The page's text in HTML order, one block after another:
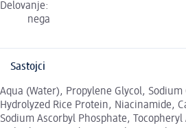
Delovanje:
nega
Sastojci
Aqua (Water), Propylene Glycol, Sodium
Hydrolyzed Rice Protein, Niacinamide,
Sodium Ascorbyl Phosphate,